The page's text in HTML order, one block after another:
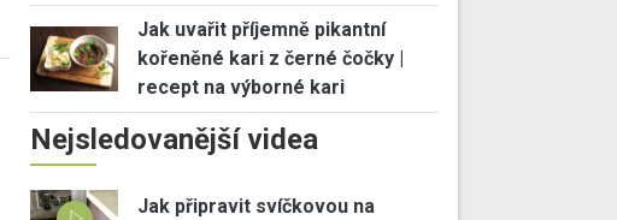
Jak uvařit příjemně pikantní
kořeněné kari z černé čočky |
recept na výborné kari
Nejsledovanější videa
Jak připravit svíčkovou na